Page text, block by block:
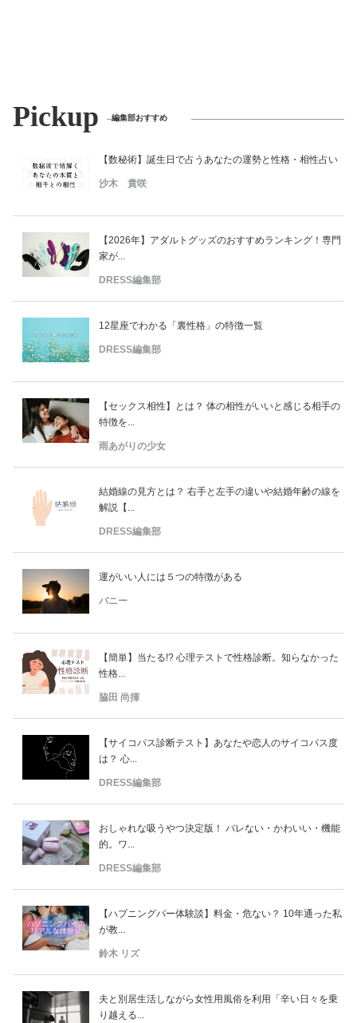
Pickup 編集部おすすめ
【数秘術】誕生日で占うあなたの運勢と性格・相性占い
沙木 貴咲
【2026年】アダルトグッズのおすすめランキング！専門
家が...
DRESS編集部
12星座でわかる「裏性格」の特徴一覧
DRESS編集部
【セックス相性】とは？ 体の相性がいいと感じる相手の
特徴を...
雨あがりの少女
結婚線の見方とは？ 右手と左手の違いや結婚年齢の線を
解説【...
DRESS編集部
運がいい人には５つの特徴がある
バニー
【簡単】当たる!? 心理テストで性格診断。知らなかった
性格...
脇田 尚揮
【サイコパス診断テスト】あなたや恋人のサイコパス度
は？ 心...
DRESS編集部
おしゃれな吸うやつ決定版！ バレない・かわいい・機能
的。ワ...
DRESS編集部
【ハプニングバー体験談】料金・危ない？ 10年通った私
が教...
鈴木 リズ
夫と別居生活しながら女性用風俗を利用「辛い日々を乗
り越える...